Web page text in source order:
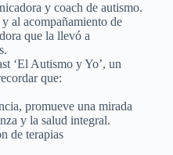
y coach de autismo.
al acompañamiento de
que la llevó a
‘El Autismo y Yo’, un
que:
promueve una mirada
y la salud integral.
de terapias